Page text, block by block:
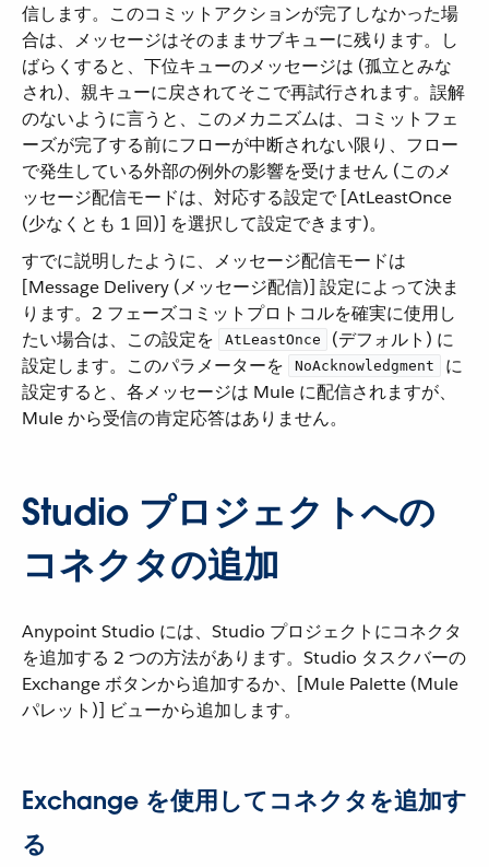
信します。このコミットアクションが完了しなかった場
合は、メッセージはそのままサブキューに残ります。し
ばらくすると、下位キューのメッセージは (孤立とみな
され)、親キューに戻されてそこで再試行されます。誤解
のないように言うと、このメカニズムは、コミットフェ
ーズが完了する前にフローが中断されない限り、フロー
で発生している外部の例外の影響を受けません (このメ
ッセージ配信モードは、対応する設定で [AtLeastOnce
(少なくとも 1 回)] を選択して設定できます)。
すでに説明したように、メッセージ配信モードは
[Message Delivery (メッセージ配信)] 設定によって決ま
ります。2 フェーズコミットプロトコルを確実に使用し
たい場合は、この設定を ​
AtLeastOnce
​ (デフォルト) に
設定します。このパラメーターを ​
NoAcknowledgment
​ に
設定すると、各メッセージは Mule に配信されますが、
Mule から受信の肯定応答はありません。
Studio プロジェクトへの
コネクタの追加
Anypoint Studio には、Studio プロジェクトにコネクタ
を追加する 2 つの方法があります。Studio タスクバーの
Exchange ボタンから追加するか、[Mule Palette (Mule
パレット)] ビューから追加します。
Exchange を使用してコネクタを追加す
る